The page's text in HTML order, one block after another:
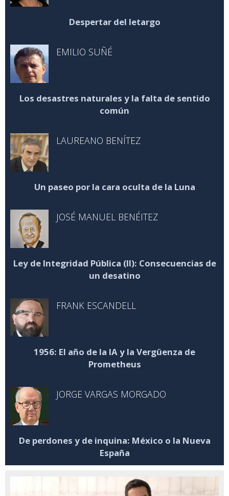
Despertar del letargo
EMILIO SUÑÉ
Los desastres naturales y la falta de sentido
común
LAUREANO BENÍTEZ
Un paseo por la cara oculta de la Luna
JOSÉ MANUEL BENÉITEZ
Ley de Integridad Pública (II): Consecuencias de
un desatino
FRANK ESCANDELL
1956: El año de la IA y la Vergüenza de
Prometheus
JORGE VARGAS MORGADO
De perdones y de inquina: México o la Nueva
España